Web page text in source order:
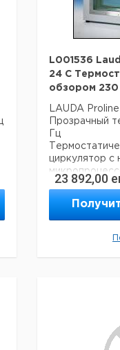
L001536
24 C
обзором
LAUDA
Прозрачный
Гц
циркулятор с
множеством
катушки
Графический
и различными
клавиш
программных
23 892,00